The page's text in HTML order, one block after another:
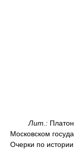
Лит.:
Московском
Очерки по